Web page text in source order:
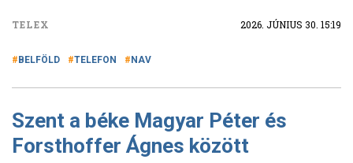
TELEX 2026. JÚNIUS 30. 15:19
BELFÖLD TELEFON NAV
Szent a béke Magyar Péter és
Forsthoffer Ágnes között